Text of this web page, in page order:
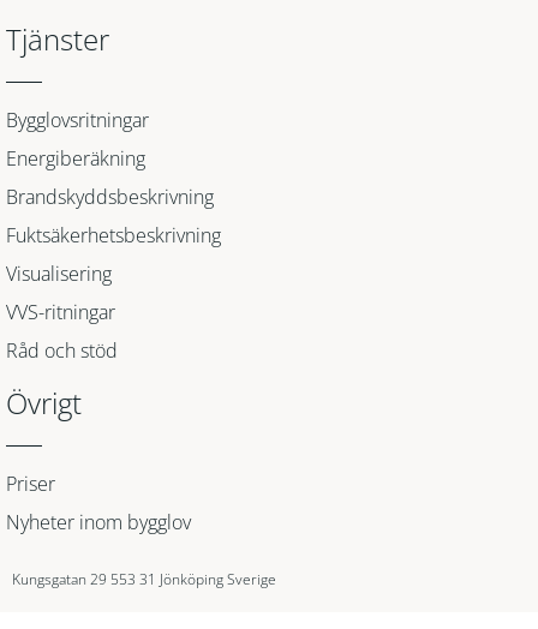
Tjänster
Bygglovsritningar
Energiberäkning
Brandskyddsbeskrivning
Fuktsäkerhetsbeskrivning
Visualisering
VVS-ritningar
Råd och stöd
Övrigt
Priser
Nyheter inom bygglov
Kungsgatan 29 553 31 Jönköping Sverige